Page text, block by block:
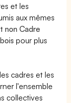
et les
aux mêmes
non Cadre
boispour plus
cadres et les
l'ensemble
collectives